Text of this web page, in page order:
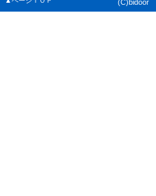
(C)bidoor